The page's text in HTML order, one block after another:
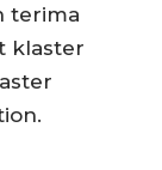
terima
klaster